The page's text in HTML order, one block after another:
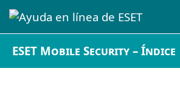
ESET Mobile Security – Índice